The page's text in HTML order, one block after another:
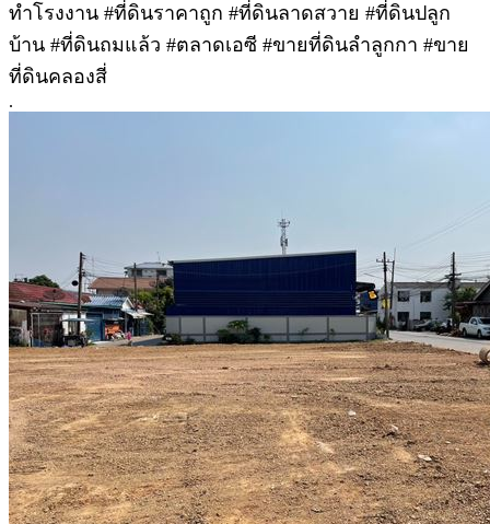
ทำโรงงาน #ที่ดินราคาถูก #ที่ดินลาดสวาย #ที่ดินปลูก
บ้าน #ที่ดินถมแล้ว #ตลาดเอซี #ขายที่ดินลำลูกกา #ขาย
ที่ดินคลองสี่
.